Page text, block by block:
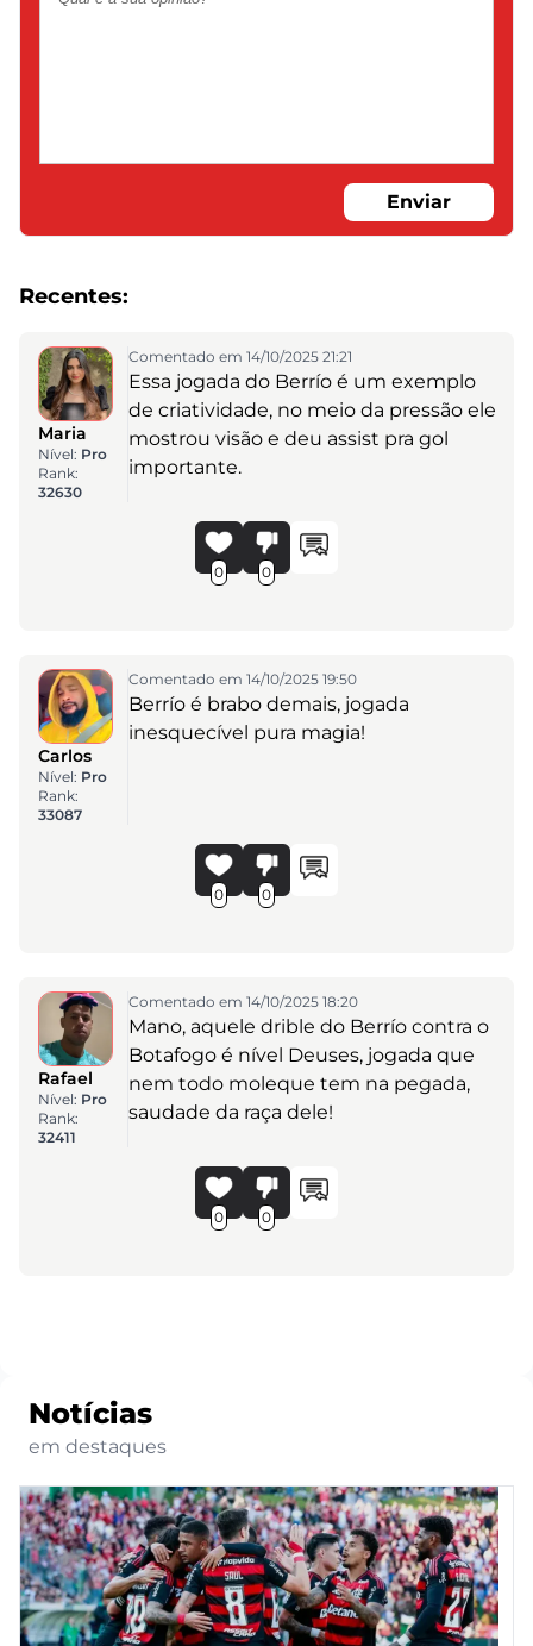
Enviar
Recentes:
Maria
Nível: Pro
Rank:
32630
Comentado em 14/10/2025 21:21
Essa jogada do Berrío é um exemplo
de criatividade, no meio da pressão ele
mostrou visão e deu assist pra gol
importante.
0 0
Carlos
Nível: Pro
Rank:
33087
Comentado em 14/10/2025 19:50
Berrío é brabo demais, jogada
inesquecível pura magia!
0 0
Rafael
Nível: Pro
Rank:
32411
Comentado em 14/10/2025 18:20
Mano, aquele drible do Berrío contra o
Botafogo é nível Deuses, jogada que
nem todo moleque tem na pegada,
saudade da raça dele!
0 0
Notícias
em destaques